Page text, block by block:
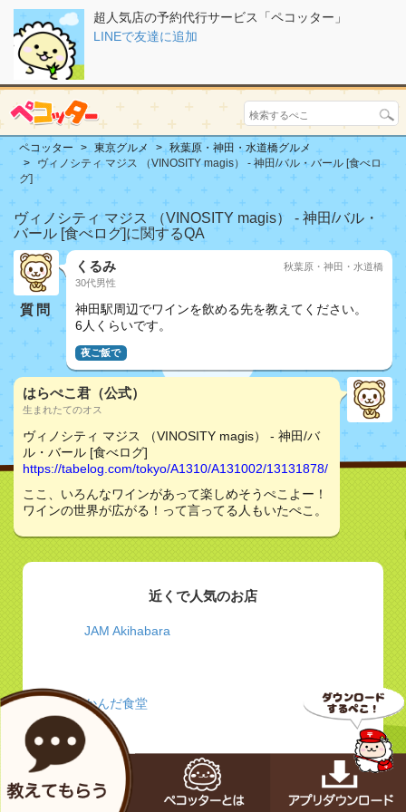
超人気店の予約代行サービス「ペコッター」
LINEで友達に追加
ペコッター 東京グルメ
秋葉原・神田・水道橋グルメ
ヴィノシティ マジス （VINOSITY magis） - 神田/バル・バール [食べロ
グ]
ヴィノシティ マジス （VINOSITY magis） - 神田/バル・
バール [食べログ]に関するQA
質問
くるみ
30代男性
秋葉原・神田・水道橋
神田駅周辺でワインを飲める先を教えてください。
6人くらいです。
夜ご飯で
はらぺこ君（公式）
生まれたてのオス
ヴィノシティ マジス （VINOSITY magis） - 神田/バ
ル・バール [食べログ]
https://tabelog.com/tokyo/A1310/A131002/13131878/
ここ、いろんなワインがあって楽しめそうぺこよー！
ワインの世界が広がる！って言ってる人もいたぺこ。
近くで人気のお店
JAM Akihabara
かんだ食堂
牛かつ 壱弐参